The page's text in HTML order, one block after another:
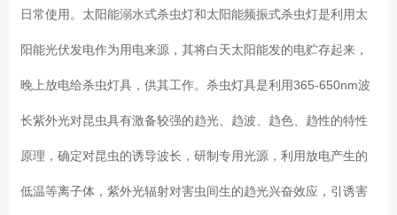
日常使用。太阳能溺水式杀虫灯和太阳能频振式杀虫灯是利用太
阳能光伏发电作为用电来源，其将白天太阳能发的电贮存起来，
晚上放电给杀虫灯具，供其工作。杀虫灯具是利用365-650nm波
长紫外光对昆虫具有激备较强的趋光、趋波、趋色、趋性的特性
原理，确定对昆虫的诱导波长，研制专用光源，利用放电产生的
低温等离子体，紫外光辐射对害虫间生的趋光兴奋效应，引诱害